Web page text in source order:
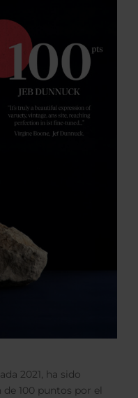
2021, ha sido
100 puntos por el